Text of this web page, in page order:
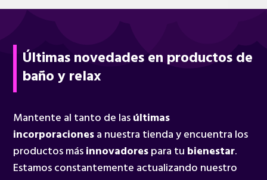
Últimas novedades en productos de
baño y relax
Mantente al tanto de lasúltimas
incorporacionesa nuestra tienda y encuentra los
productos másinnovadorespara tu bienestar.
Estamos constantemente actualizando nuestro